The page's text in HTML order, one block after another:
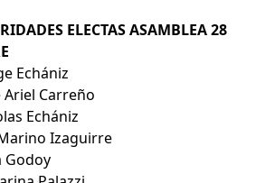
ELECTAS ASAMBLEA 28
Echániz
Carreño
Echániz
Izaguirre
Godoy